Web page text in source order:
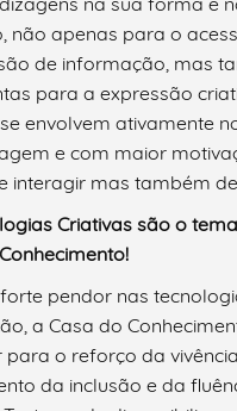
não apenas para o
de informação, mas
para a expressão
envolvem ativamente
e com maior
interagir mas também
Criativas são o
pendor nas
a Casa do
para o reforço da
da inclusão e da